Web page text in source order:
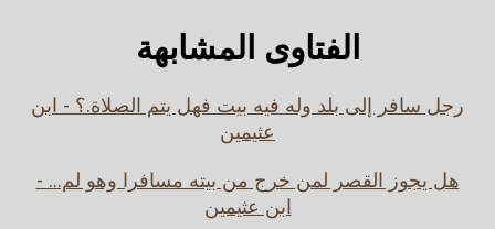
الفتاوى المشابهة
رجل سافر إلى بلد وله فيه بيت فهل يتم الصلاة.؟ - ابن
عثيمين
هل يجوز القصر لمن خرج من بيته مسافرا وهو لم... -
ابن عثيمين